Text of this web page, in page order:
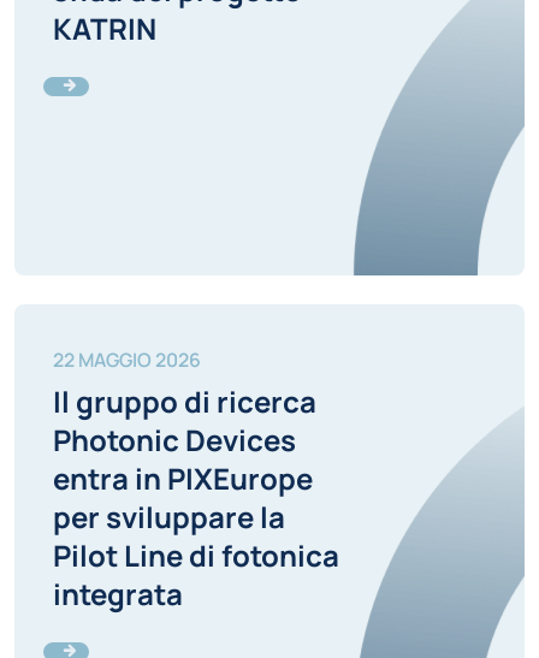
KATRIN
22 MAGGIO 2026
Il gruppo di ricerca
Photonic Devices
entra in PIXEurope
per sviluppare la
Pilot Line di fotonica
integrata